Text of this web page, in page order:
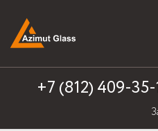
+7 (812) 409-35-